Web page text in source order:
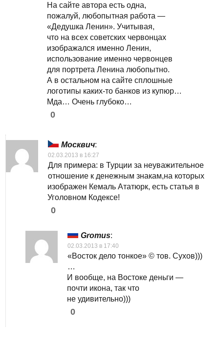
На сайте автора есть одна,
пожалуй, любопытная работа —
«Дедушка Ленин». Учитывая,
что на всех советских червонцах
изображался именно Ленин,
использование именно червонцев
для портрета Ленина любопытно.
А в остальном на сайте сплошные
логотипы каких-то банков из купюр…
Мда… Очень глубоко…
0
Москвич:
02.03.2013 в 16:27
Для примера: в Турции за неуважительное
отношение к денежным знакам,на которых
изображен Кемаль Ататюрк, есть статья в
Уголовном Кодексе!
0
Gromus:
02.03.2013 в 17:40
«Восток дело тонкое» © тов. Сухов)))
…
И вообще, на Востоке деньги —
почти икона, так что
не удивительно)))
0